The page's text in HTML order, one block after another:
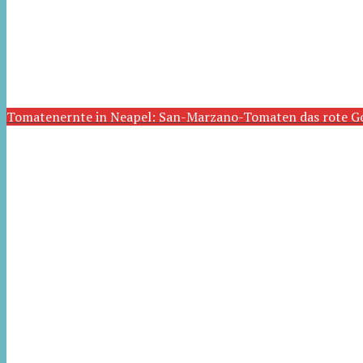
Tomatenernte in Neapel: San-Marzano-Tomaten das rote